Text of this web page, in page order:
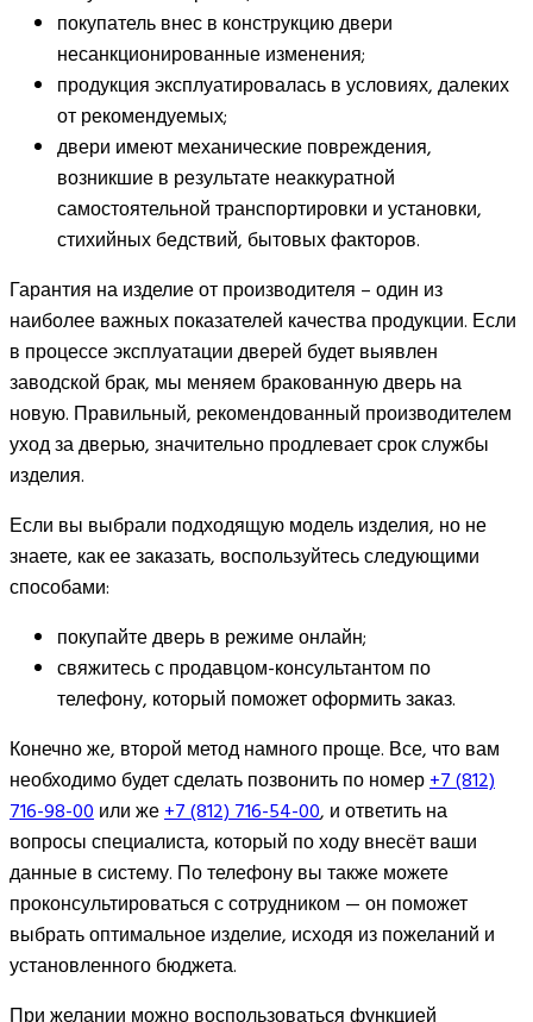
покупатель внес в конструкцию двери
несанкционированные изменения;
продукция эксплуатировалась в условиях, далеких
от рекомендуемых;
двери имеют механические повреждения,
возникшие в результате неаккуратной
самостоятельной транспортировки и установки,
стихийных бедствий, бытовых факторов.
Гарантия на изделие от производителя – один из
наиболее важных показателей качества продукции. Если
в процессе эксплуатации дверей будет выявлен
заводской брак, мы меняем бракованную дверь на
новую. Правильный, рекомендованный производителем
уход за дверью, значительно продлевает срок службы
изделия.
Если вы выбрали подходящую модель изделия, но не
знаете, как ее заказать, воспользуйтесь следующими
способами:
покупайте дверь в режиме онлайн;
свяжитесь с продавцом-консультантом по
телефону, который поможет оформить заказ.
Конечно же, второй метод намного проще. Все, что вам
необходимо будет сделать позвонить по номер+7 (812)
716-98-00или же+7 (812) 716-54-00, и ответить на
вопросы специалиста, который по ходу внесёт ваши
данные в систему. По телефону вы также можете
проконсультироваться с сотрудником — он поможет
выбрать оптимальное изделие, исходя из пожеланий и
установленного бюджета.